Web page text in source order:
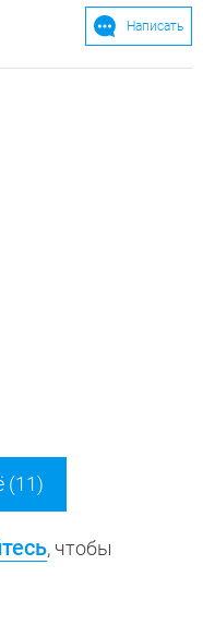
Написать
(11)
, чтобы